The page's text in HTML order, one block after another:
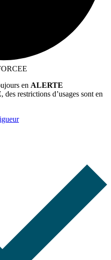
en ALERTE
, des restrictions d’usages sont en